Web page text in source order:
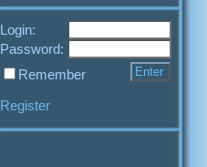
Login:
Password:
Remember
Register